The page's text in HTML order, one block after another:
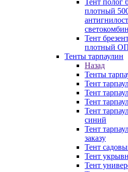
Тент полог
плотный
Тент
плотный ОП
Тенты тарпаулин
Назад
Тенты
Тент
Тент
Тент
Тент
синий
Тент
заказу
Тент
Тент
Тент